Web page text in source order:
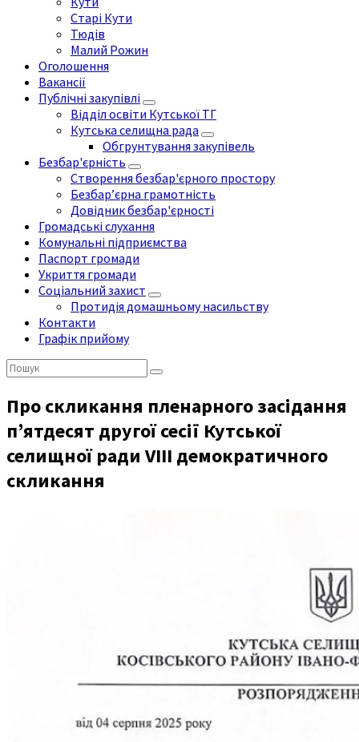
Старі Кути
Тюдів
Малий Рожин
Оголошення
Вакансії
Публічні закупівлі
Відділ освіти Кутської ТГ
Кутська селищна рада
Обгрунтування закупівель
Безбар'єрність
Створення безбар'єрного простору
Безбар’єрна грамотність
Довідник безбар'єрності
Громадські слухання
Комунальні підприємства
Паспорт громади
Укриття громади
Соціальний захист
Протидія домашньому насильству
Контакти
Графік прийому
Пошук:
Про скликання пленарного засідання
п’ятдесят другої сесії Кутської
селищної ради VIII демократичного
скликання